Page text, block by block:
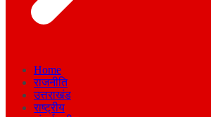
Home
राजनीति
उत्तराखंड
राष्ट्रीय